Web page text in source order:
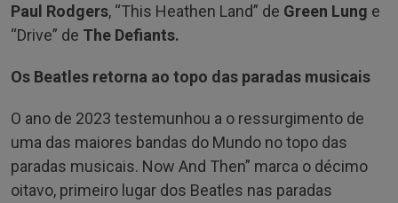
Paul Rodgers, “This Heathen Land” de Green Lung e
“Drive” de The Defiants.
Os Beatles retorna ao topo das paradas musicais
O ano de 2023 testemunhou a o ressurgimento de
uma das maiores bandas do Mundo no topo das
paradas musicais. Now And Then” marca o décimo
oitavo, primeiro lugar dos Beatles nas paradas